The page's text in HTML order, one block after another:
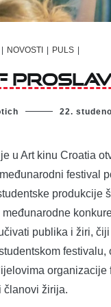
NOVOSTI PULS
22.
u Art kinu Croatia
festival
produkcije
publika i žiri,
organizacije
članovi žirija.